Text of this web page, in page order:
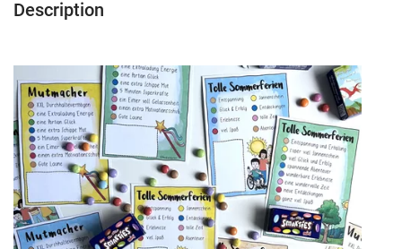
Description